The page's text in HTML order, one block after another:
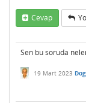
Cevap
Sen bu soruda
19 Mart 2023